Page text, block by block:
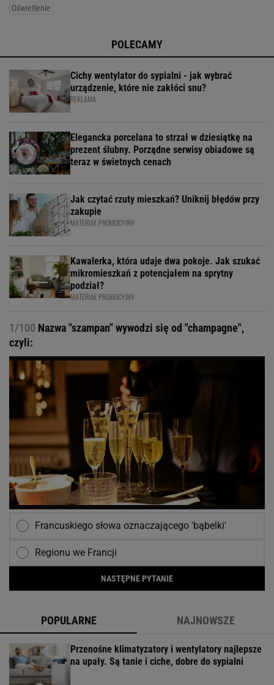
Oświetlenie
POLECAMY
Cichy wentylator do sypialni - jak wybrać
urządzenie, które nie zakłóci snu?
REKLAMA
Elegancka porcelana to strzał w dziesiątkę na
prezent ślubny. Porządne serwisy obiadowe są
teraz w świetnych cenach
Jak czytać rzuty mieszkań? Uniknij błędów przy
zakupie
MATERIAŁ PROMOCYJNY
Kawalerka, która udaje dwa pokoje. Jak szukać
mikromieszkań z potencjałem na sprytny
podział?
MATERIAŁ PROMOCYJNY
1/100 Nazwa "szampan" wywodzi się od "champagne",
czyli:
Francuskiego słowa oznaczającego 'bąbelki'
Regionu we Francji
NASTĘPNE PYTANIE
POPULARNE NAJNOWSZE
Przenośne klimatyzatory i wentylatory najlepsze
na upały. Są tanie i ciche, dobre do sypialni